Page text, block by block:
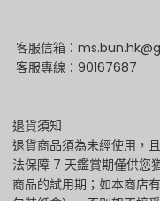
客服信箱：
客服專線：90167687
退貨須知
退貨商品須為未經使用，
法保障 7 天鑑賞期僅供您
商品的試用期；如本商店